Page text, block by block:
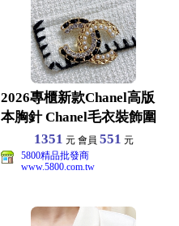
2026專櫃新款Chanel高版
本胸針 Chanel毛衣裝飾圍
巾配飾1351 元 會員 551 元
5800精品批發商
www.5800.com.tw